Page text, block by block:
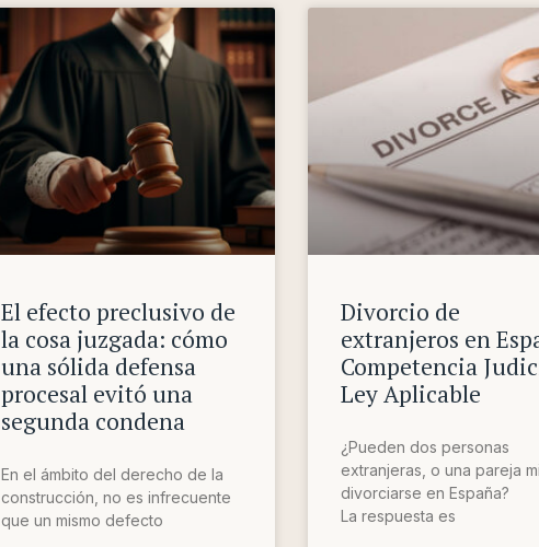
El efecto preclusivo de
la cosa juzgada: cómo
una sólida defensa
procesal evitó una
segunda condena
En el ámbito del derecho de la
construcción, no es infrecuente
que un mismo defecto
Divorcio de
extranjeros en
Competencia
Ley Aplicable
¿Pueden dos personas
extranjeras, o una pareja
divorciarse en España?
La respuesta es